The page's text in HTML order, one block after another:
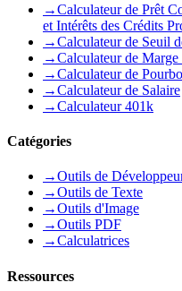
→Calculateur de Prêt
et Intérêts des Crédits
→Calculateur de Seuil
→Calculateur de
→Calculateur de
→Calculateur de Salaire
→Calculateur 401k
Catégories
→Outils de
→Outils de Texte
→Outils d'Image
→Outils PDF
→Calculatrices
Ressources